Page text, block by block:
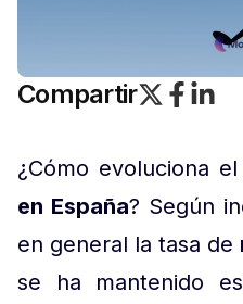
Compartir
¿Cómo evoluciona el
en España? Según
en general la tasa de
se ha mantenido